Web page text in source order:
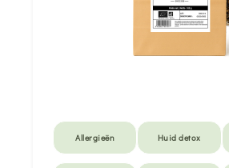
Allergieën Huid detox